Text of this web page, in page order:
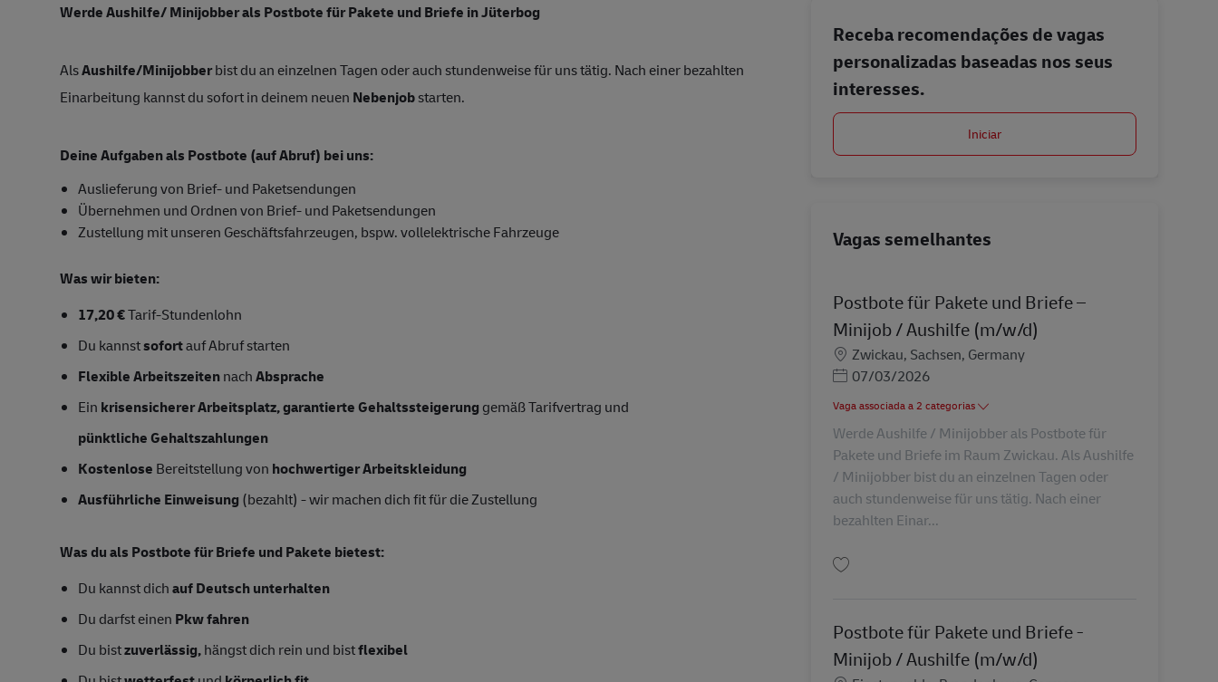
Werde Aushilfe/ Minijobber als Postbote für Pakete und Briefe in Jüterbog
AlsAushilfe/Minijobberbist du an einzelnen Tagen oder auch stundenweise für uns tätig. Nach einer bezahlten
Einarbeitung kannst du sofort in deinem neuen Nebenjobstarten.
Deine Aufgaben als Postbote (auf Abruf) bei uns:
Auslieferung von Brief- und Paketsendungen
Übernehmen und Ordnen von Brief- und Paketsendungen
Zustellung mit unseren Geschäftsfahrzeugen, bspw. vollelektrische Fahrzeuge
Was wir bieten:
17,20 €Tarif-Stundenlohn
Du kannstsofortauf Abruf starten
Flexible ArbeitszeitennachAbsprache
Ein krisensicherer Arbeitsplatz, garantierte Gehaltssteigerung gemäß Tarifvertrag und
pünktliche Gehaltszahlungen
Kostenlose Bereitstellung von hochwertiger Arbeitskleidung
Ausführliche Einweisung (bezahlt) - wir machen dich fit für die Zustellung
Was du als Postbote für Briefe und Pakete bietest:
Du kannst dichauf Deutsch unterhalten
Du darfst einen Pkw fahren
Du bistzuverlässig,hängst dich rein und bistflexibel
Receba recomendações de vagas
personalizadas baseadas nos seus
interesses.
Iniciar
Vagas semelhantes
Postbote für Pakete und Briefe –
Minijob / Aushilfe (m/w/d)
Localização
Zwickau, Sachsen, Germany
Posted Date
07/03/2026
Vaga associada a 2 categorias
Werde Aushilfe / Minijobber als Postbote für
Pakete und Briefe im Raum Zwickau. Als Aushilfe
/ Minijobber bist du an einzelnen Tagen oder
auch stundenweise für uns tätig. Nach einer
bezahlten Einar...
Postbote für Pakete und Briefe -
Minijob / Aushilfe (m/w/d)